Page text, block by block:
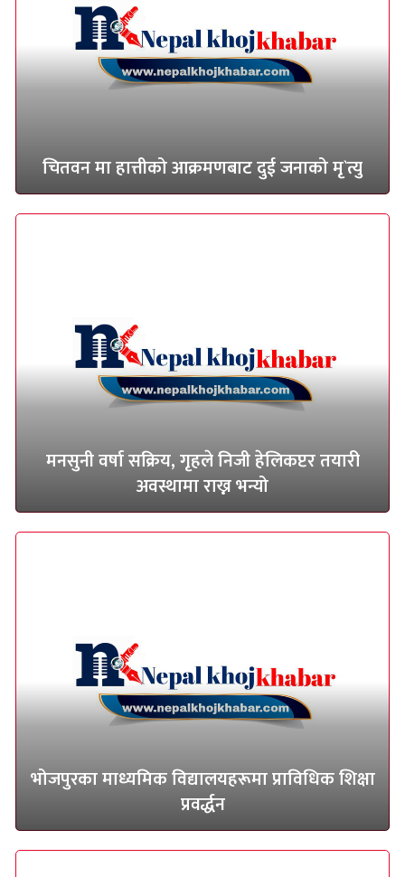
चितवन मा हात्तीको आक्रमणबाट दुई जनाको मृ`त्यु
मनसुनी वर्षा सक्रिय, गृहले निजी हेलिकप्टर तयारी
अवस्थामा राख्न भन्यो
भोजपुरका माध्यमिक विद्यालयहरूमा प्राविधिक शिक्षा
प्रवर्द्धन